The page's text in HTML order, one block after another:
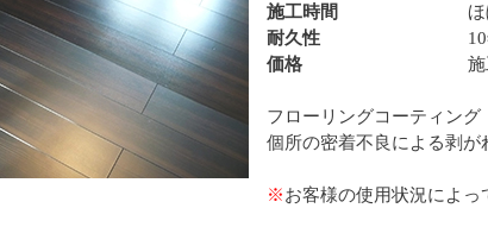
施工時間
耐久性
価格
フローリングコーティン
個所の密着不良による剥が
※お客様の使用状況によっ